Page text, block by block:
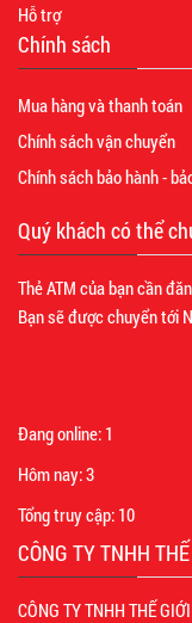
Hỗ trợ
Chính sách
Mua hàng và thanh toán
Chính sách vận chuyển
Chính sách bảo hành -
Quý khách có thể
Thẻ ATM của bạn cần
Bạn sẽ được chuyển tới
Đang online: 1
Hôm nay:3
Tổng truy cập: 10
CÔNG TY TNHH
CÔNG TY TNHH THẾ